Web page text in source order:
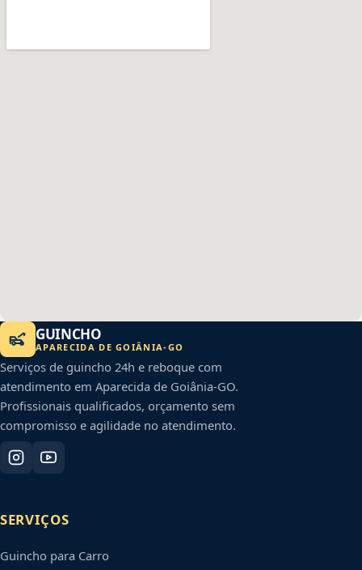
GUINCHO
APARECIDA DE GOIÂNIA-GO
Serviços de guincho 24h e reboque com
atendimento em Aparecida de Goiânia-GO.
Profissionais qualificados, orçamento sem
compromisso e agilidade no atendimento.
SERVIÇOS
Guincho para Carro